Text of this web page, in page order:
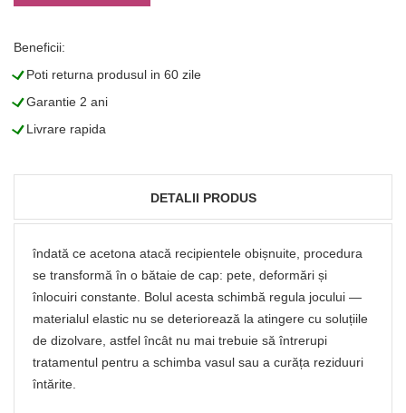
Beneficii:
LPoti returna produsul in 60 zile
LGarantie 2 ani
LLivrare rapida
DETALII PRODUS
îndată ce acetona atacă recipientele obișnuite, procedura
se transformă în o bătaie de cap: pete, deformări și
înlocuiri constante. Bolul acesta schimbă regula jocului —
materialul elastic nu se deteriorează la atingere cu soluțiile
de dizolvare, astfel încât nu mai trebuie să întrerupi
tratamentul pentru a schimba vasul sau a curăța reziduuri
întărite.